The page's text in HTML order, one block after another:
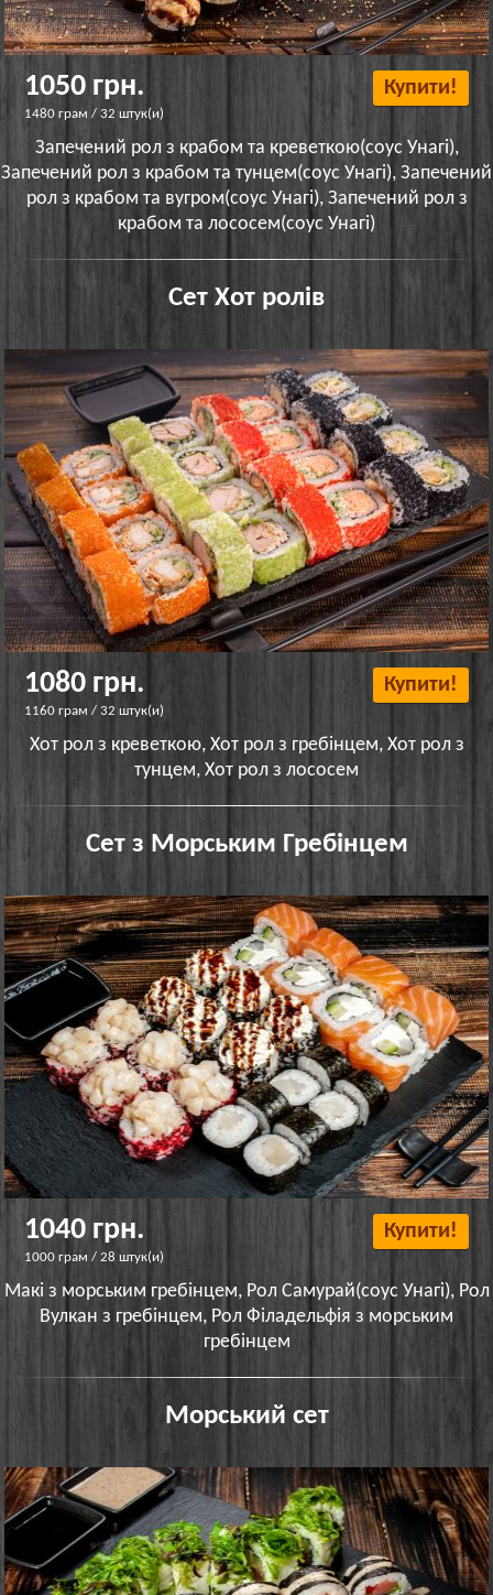
1050 грн.
1480 грам / 32 штук(и)
Купити!
Запечений рол з крабом та креветкою(соус Унагі),
Запечений рол з крабом та тунцем(соус Унагі), Запечений
рол з крабом та вугром(соус Унагі), Запечений рол з
крабом та лососем(соус Унагі)
Сет Хот ролів
1080 грн.
1160 грам / 32 штук(и)
Купити!
Хот рол з креветкою, Хот рол з гребінцем, Хот рол з
тунцем, Хот рол з лососем
Сет з Морським Гребінцем
1040 грн.
1000 грам / 28 штук(и)
Купити!
Макі з морським гребінцем, Рол Самурай(соус Унагі), Рол
Вулкан з гребінцем, Рол Філадельфія з морським
гребінцем
Морський сет